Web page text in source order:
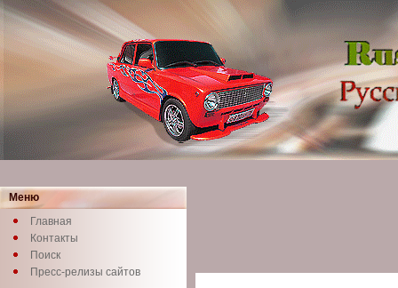
Меню
Главная
Контакты
Поиск
Пресс-релизы сайтов